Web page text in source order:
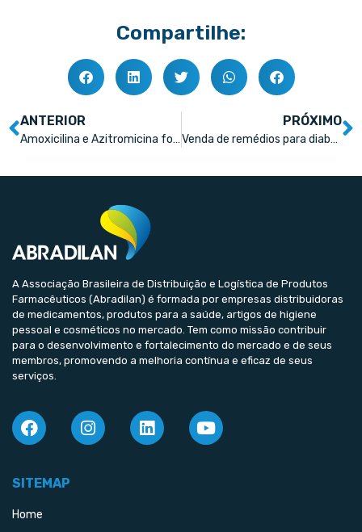
Compartilhe:
ANTERIOR
Amoxicilina e Azitromicina foram os genéricos mais vendidos em 2022
PRÓXIMO
Venda de remédios para diabetes subiu 11% em 2022, aponta InterPlayers
A Associação Brasileira de Distribuição e Logística de Produtos
Farmacêuticos (Abradilan) é formada por empresas distribuidoras
de medicamentos, produtos para a saúde, artigos de higiene
pessoal e cosméticos no mercado. Tem como missão contribuir
para o desenvolvimento e fortalecimento do mercado e de seus
membros, promovendo a melhoria contínua e eficaz de seus
serviços.
SITEMAP
Home